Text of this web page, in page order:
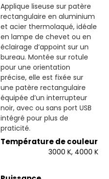
Applique liseuse sur patère
rectangulaire en aluminium
et acier thermolaqué, idéale
en lampe de chevet ou en
éclairage d’appoint sur un
bureau. Montée sur rotule
pour une orientation
précise, elle est fixée sur
une patère rectangulaire
équipée d’un interrupteur
noir, avec ou sans port USB
intégré pour plus de
praticité.
Température de couleur
3000 K, 4000 K